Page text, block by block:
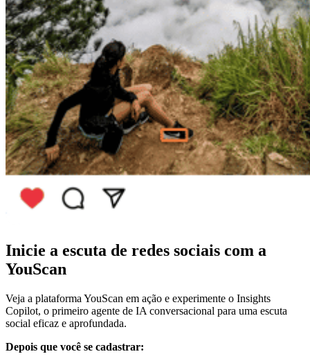
Inicie a escuta de redes sociais com a
YouScan
Veja a plataforma YouScan em ação e experimente o Insights
Copilot, o primeiro agente de IA conversacional para uma escuta
social eficaz e aprofundada.
Depois que você se cadastrar: